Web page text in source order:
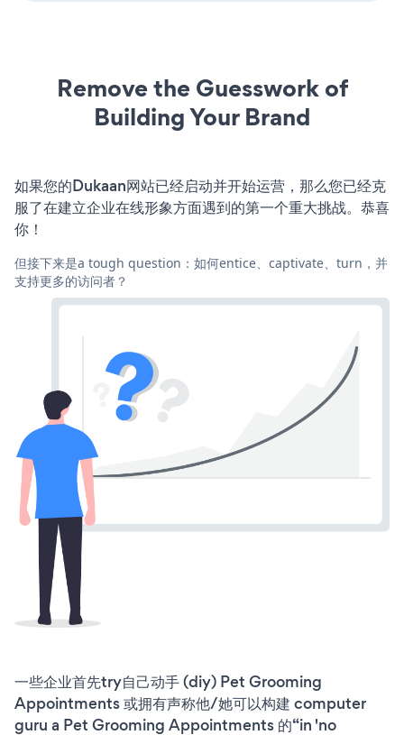
Remove the Guesswork of
Building Your Brand
如果您的Dukaan网站已经启动并开始运营，那么您已经克
服了在建立企业在线形象方面遇到的第一个重大挑战。恭喜
你！
但接下来是a tough question：如何entice、captivate、turn，并
支持更多的访问者？
一些企业首先try自己动手 (diy) Pet Grooming
Appointments 或拥有声称他/她可以构建 computer
guru a Pet Grooming Appointments 的“in 'no